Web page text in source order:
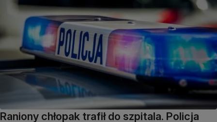
Raniony chłopak trafił do szpitala. Policja